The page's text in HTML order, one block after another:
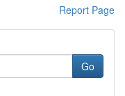
Report Page
Go